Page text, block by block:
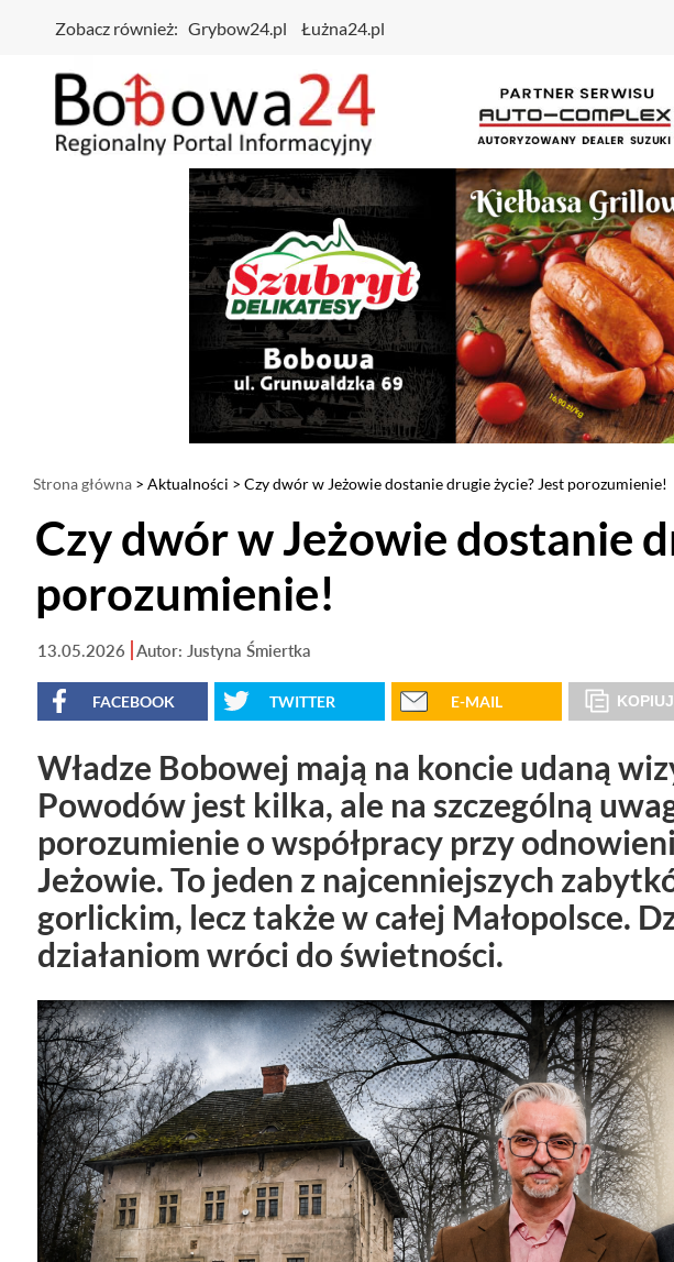
Zobacz również: Grybow24.pl Łużna24.pl
Strona główna > Aktualności > Czy dwór w Jeżowie dostanie drugie życie? Jest porozumienie!
Czy dwór w Jeżowie dostanie
porozumienie!
13.05.2026 Autor: Justyna Śmiertka
FACEBOOK TWITTER E-MAIL
Władze Bobowej mają na koncie udaną
Powodów jest kilka, ale na szczególną
porozumienie o współpracy przy
Jeżowie. To jeden z najcenniejszych
gorlickim, lecz także w całej Małopolsce.
działaniom wróci do świetności.